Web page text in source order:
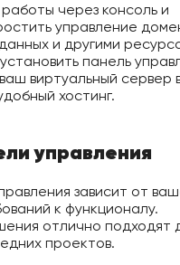
через консоль и
управление
и другими
панель
виртуальный сервер
хостинг.
управления
зависит от
к функционалу.
отлично подходят
проектов.